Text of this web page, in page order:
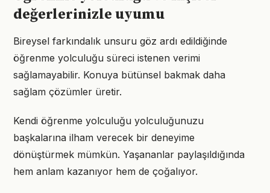
değerlerinizle uyumu
Bireysel farkındalık unsuru göz ardı edildiğinde
öğrenme yolculuğu süreci istenen verimi
sağlamayabilir. Konuya bütünsel bakmak daha
sağlam çözümler üretir.
Kendi öğrenme yolculuğu yolculuğunuzu
başkalarına ilham verecek bir deneyime
dönüştürmek mümkün. Yaşananlar paylaşıldığında
hem anlam kazanıyor hem de çoğalıyor.